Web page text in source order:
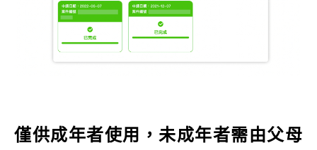
僅供成年者使用，未成年者需由父母